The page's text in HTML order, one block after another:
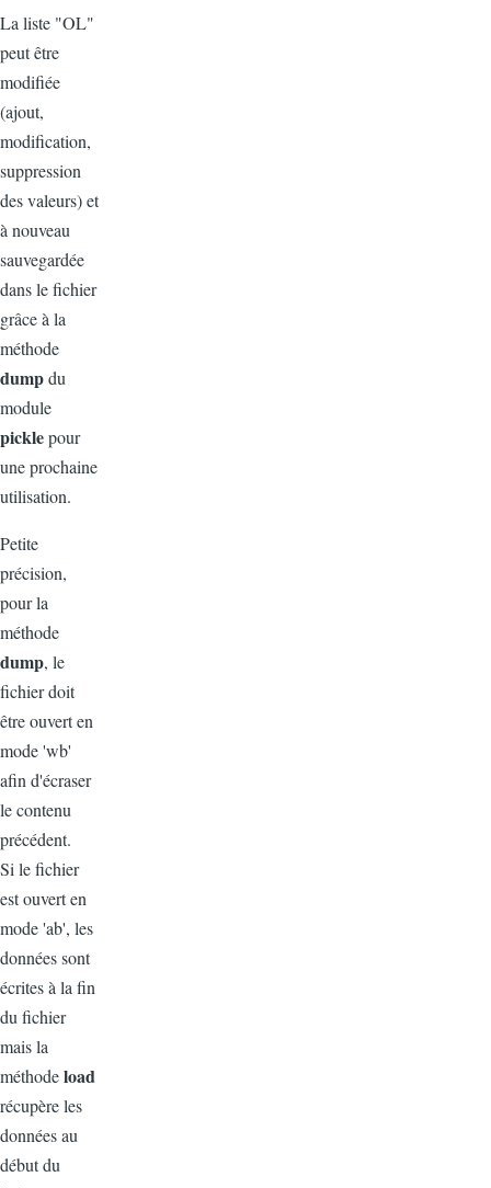
La liste "OL"
peut être
modifiée
(ajout,
modification,
suppression
des valeurs) et
à nouveau
sauvegardée
dans le fichier
grâce à la
méthode
dumpdu
module
picklepour
une prochaine
utilisation.
Petite
précision,
pour la
méthode
dump, le
fichier doit
être ouvert en
mode 'wb'
afin d'écraser
le contenu
précédent.
Si le fichier
est ouvert en
mode 'ab', les
données sont
écrites à la fin
du fichier
mais la
méthodeload
récupère les
données au
début du